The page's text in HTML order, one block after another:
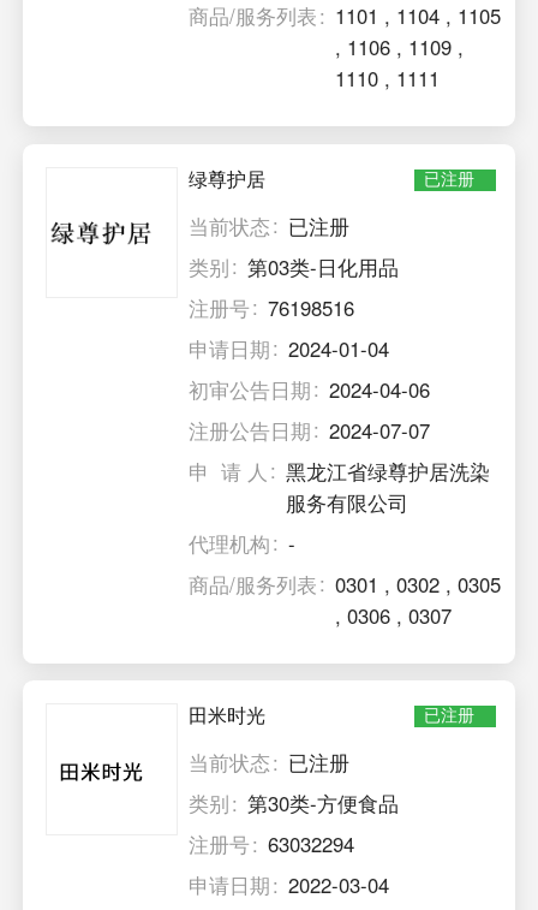
商品/服务列表
1101 , 1104 , 1105
, 1106 , 1109 ,
1110 , 1111
绿尊护居 已注册
当前状态
已注册
类别
第03类-日化用品
注册号
76198516
申请日期
2024-01-04
初审公告日期
2024-04-06
注册公告日期
2024-07-07
申 请 人
黑龙江省绿尊护居洗染
服务有限公司
代理机构
-
商品/服务列表
0301 ,0302 ,0305
,0306 ,0307
田米时光 已注册
当前状态
已注册
类别
第30类-方便食品
注册号
63032294
申请日期
2022-03-04